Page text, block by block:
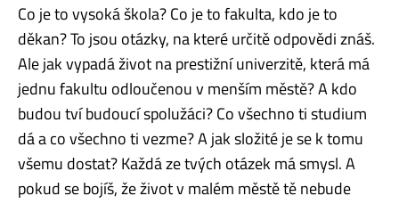
Co je to vysoká škola? Co je to fakulta, kdo je to
děkan? To jsou otázky, na které určitě odpovědi znáš.
Ale jak vypadá život na prestižní univerzitě, která má
jednu fakultu odloučenou v menším městě? A kdo
budou tví budoucí spolužáci? Co všechno ti studium
dá a co všechno ti vezme? A jak složité je se k tomu
všemu dostat? Každá ze tvých otázek má smysl. A
pokud se bojíš, že život v malém městě tě nebude